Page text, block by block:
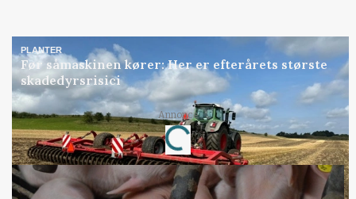
PLANTER
Før såmaskinen kører: Her er efterårets største
skadedyrsrisici
Annonce
Loading...